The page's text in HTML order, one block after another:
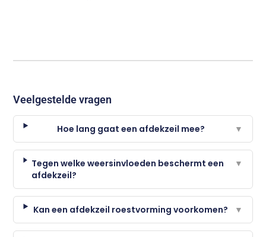
Veelgestelde vragen
Hoe lang gaat een afdekzeil mee? ▼
Tegen welke weersinvloeden beschermt een
afdekzeil?
▼
Kan een afdekzeil roestvorming voorkomen? ▼